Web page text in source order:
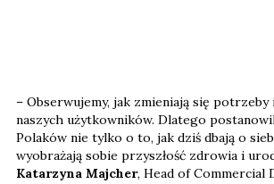
– Obserwujemy, jak zmieniają się potrzeby
naszych użytkowników. Dlatego
Polaków nie tylko o to, jak dziś dbają o
wyobrażają sobie przyszłość zdrowia i
Katarzyna Majcher, Head of Commercial